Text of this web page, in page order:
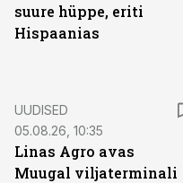
suure hüppe, eriti
Hispaanias
UUDISED
05.08.26, 10:35
Linas Agro avas
Muugal viljaterminali